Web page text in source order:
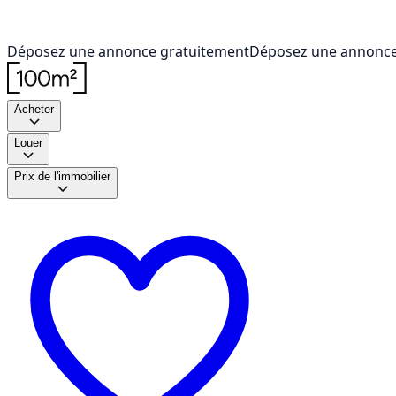
Déposez une annonce gratuitementDéposez une
Acheter
Louer
Prix de l'immobilier